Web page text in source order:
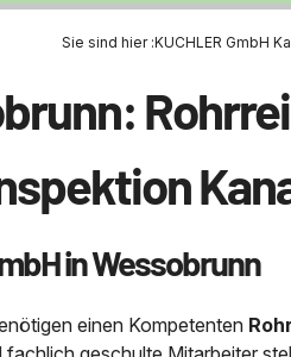
Großprofilsanierung
24h Notdienst
Umpumpen
Entsorgung und
von Bohrschlamm
Saugwagen
Sie sind hier :KUCHLER GmbH
in Wessobrunn
einen Kompetenten